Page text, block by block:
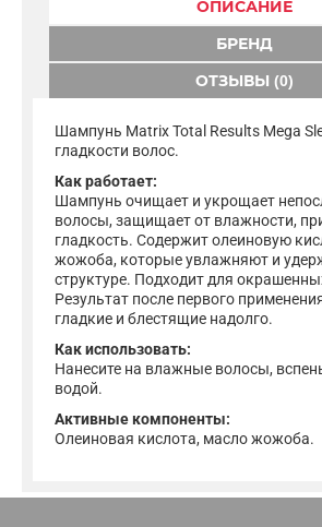
ОПИСАНИЕ
БРЕНД
ОТЗЫВЫ (0)
Шампунь Matrix Total Results Mega
гладкости волос.
Как работает:
Шампунь очищает и укрощает
волосы, защищает от влажности,
гладкость. Содержит олеиновую
жожоба, которые увлажняют и
структуре. Подходит для
Результат после первого
гладкие и блестящие надолго.
Как использовать:
Нанесите на влажные волосы,
водой.
Активные компоненты:
Олеиновая кислота, масло жожоба.